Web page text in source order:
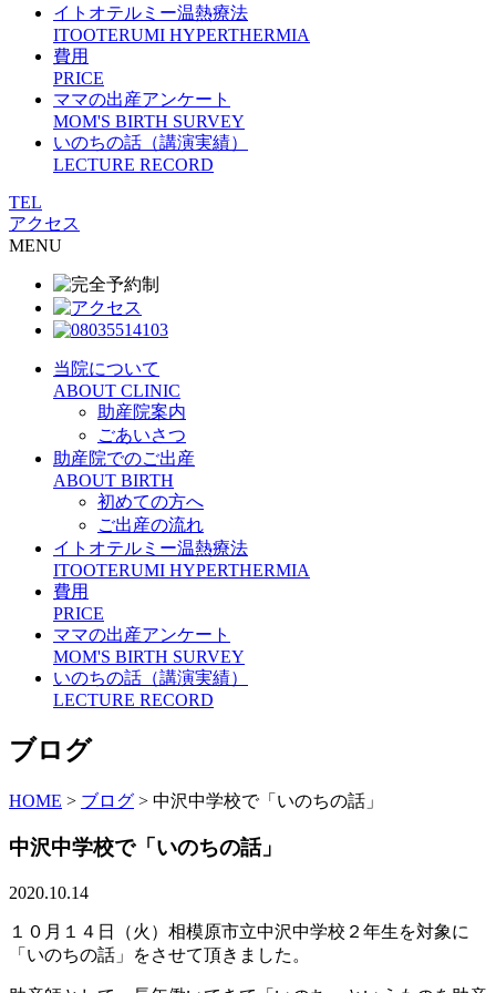
イトオテルミー温熱療法
ITOOTERUMI HYPERTHERMIA
費用
PRICE
ママの出産アンケート
MOM'S BIRTH SURVEY
いのちの話（講演実績）
LECTURE RECORD
TEL
アクセス
MENU
当院について
ABOUT CLINIC
助産院案内
ごあいさつ
助産院でのご出産
ABOUT BIRTH
初めての方へ
ご出産の流れ
イトオテルミー温熱療法
ITOOTERUMI HYPERTHERMIA
費用
PRICE
ママの出産アンケート
MOM'S BIRTH SURVEY
いのちの話（講演実績）
LECTURE RECORD
ブログ
HOME > ブログ > 中沢中学校で「いのちの話」
中沢中学校で「いのちの話」
2020.10.14
１０月１４日（火）相模原市立中沢中学校２年生を対象に
「いのちの話」をさせて頂きました。